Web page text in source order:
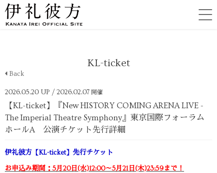
KL-ticket
Back
2026.05.20 UP / 2026.02.07 開催
【KL-ticket】『New HISTORY COMING ARENA LIVE -
The Imperial Theatre Symphony』東京国際フォーラム
ホールA 公演チケット先行詳細
伊礼彼方【KL-ticket】先行チケット
お申込み期間：5月20日(水)12:00～5月21日(木)23:59まで！